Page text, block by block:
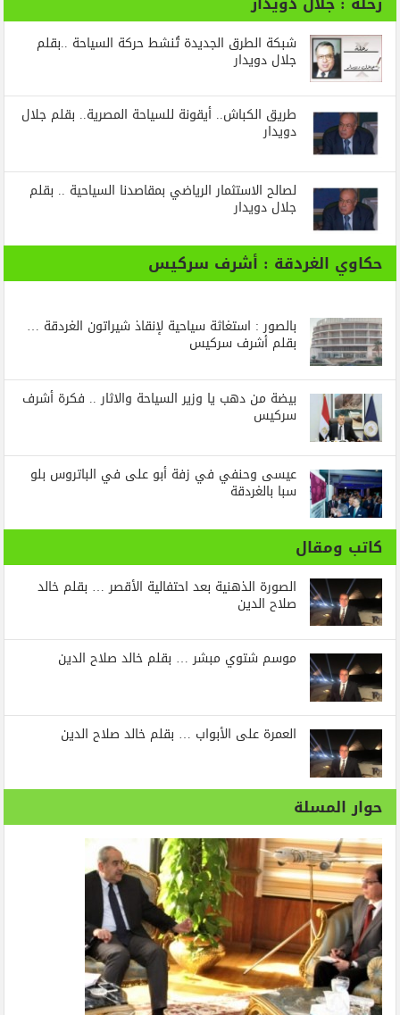
شبكة الطرق الجديدة تُنشط حركة السياحة ..بقلم
جلال دويدار
طريق الكباش.. أيقونة للسياحة المصرية.. بقلم جلال
دويدار
لصالح الاستثمار الرياضي بمقاصدنا السياحية .. بقلم
جلال دويدار
حكاوي الغردقة : أشرف سركيس
بالصور : استغاثة سياحية لإنقاذ شيراتون الغردقة …
بقلم أشرف سركيس
بيضة من دهب يا وزير السياحة والاثار .. فكرة أشرف
سركيس
عيسى وحنفي في زفة أبو على في الباتروس بلو
سبا بالغردقة
كاتب ومقال
الصورة الذهنية بعد احتفالية الأقصر … بقلم خالد
صلاح الدين
موسم شتوي مبشر … بقلم خالد صلاح الدين
العمرة على الأبواب … بقلم خالد صلاح الدين
حوار المسلة